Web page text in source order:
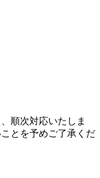
順次対応いたしま
とを予めご了承くだ